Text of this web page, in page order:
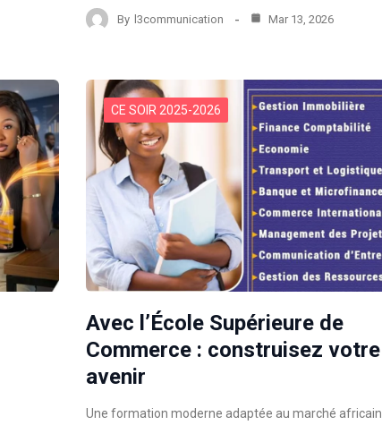
By l3communication Mar 13, 2026
CE SOIR 2025-2026
Avec l’École Supérieure de
Commerce : construisez votre
avenir
Une formation moderne adaptée au marché africain